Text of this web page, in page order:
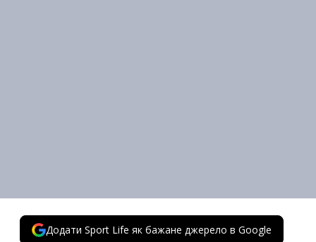
Додати Sport Life як бажане джерело в Google